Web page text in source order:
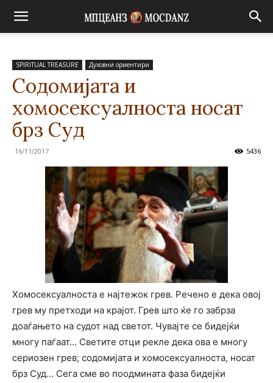
SPIRITUAL TREASURE Духовни ориентири
Содомијата и
хомосексуалноста носат
брз Суд
16/11/2017 5436
Хомосексуалноста е најтежок грев. Речено е дека овој
грев му претходи на крајот. Грев што ќе го забрза
доаѓањето на судот над светот. Чувајте се бидејќи
многу паѓаат… Светите отци рекле дека ова е многу
сериозен грев; содомијата и хомосексуалноста, носат
брз Суд… Сега сме во поодмината фаза бидејќи